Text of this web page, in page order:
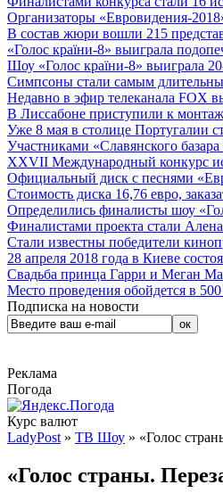
Организаторы «Евровидения-
В состав жюри вошли 215
«Голос країни-8» выиграла
Шоу «Голос країни-8» выиграла
Симпсоны стали самым
Недавно в эфир телеканала FOX
В Лиссабоне приступили к
Уже 8 мая в столице Португалии
Участниками «Славянского
XXVII Международный конкурс
Официальный диск с песнями
Стоимость диска 16,76 евро,
Определились финалисты шоу
Финалистами проекта стали
Стали известны победители
28 апреля 2018 года в Киеве
Свадьба принца Гарри и Меган
Место проведения обойдется в
Подписка на новости
Реклама
Погода
Курс валют
LadyPost » ТВ Шоу » «Голос
«Голос страны.